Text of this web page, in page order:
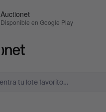
Auctionet
Disponible en Google Play